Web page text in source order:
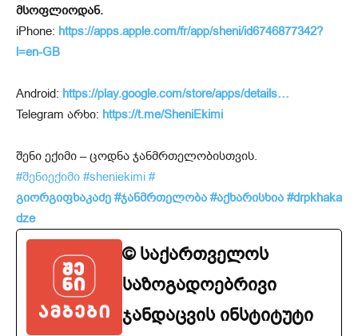
მსოფლიოდან.
iPhone: https://apps.apple.com/fr/app/sheni/id6746877342?
l=en-GB
Android: https://play.google.com/store/apps/details…
Telegram არხი: https://t.me/SheniEkimi
შენი ექიმი – ცოდნა ჯანმრთელობისთვის.
#შენიექიმი #sheniekimi #
გიორგიფხაკაძე #ჯანმრთელობა #აქხარისხია #drpkhaka
dze
© საქართველოს
საზოგადოებრივი
ჯანდაცვის ინსტიტუტი